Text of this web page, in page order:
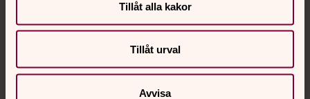
Tillåt alla kakor
Tillåt urval
Avvisa